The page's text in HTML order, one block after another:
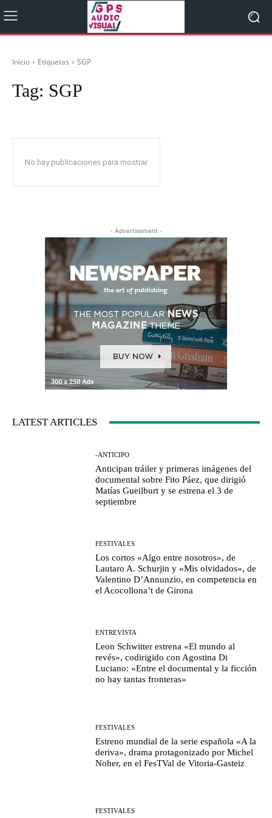
Inicio Etiquetas SGP
Tag: SGP
No hay publicaciones para mostrar
- Advertisement -
LATEST ARTICLES
-ANTICIPO
Anticipan tráiler y primeras imágenes del
documental sobre Fito Páez, que dirigió
Matías Gueilburt y se estrena el 3 de
septiembre
FESTIVALES
Los cortos «Algo entre nosotros», de
Lautaro A. Schurjin y «Mis olvidados», de
Valentino D’Annunzio, en competencia en
el Acocollona’t de Girona
ENTREVISTA
Leon Schwitter estrena «El mundo al
revés», codirigido con Agostina Di
Luciano: «Entre el documental y la ficción
no hay tantas fronteras»
FESTIVALES
Estreno mundial de la serie española «A la
deriva», drama protagonizado por Michel
Noher, en el FesTVal de Vitoria-Gasteiz
FESTIVALES